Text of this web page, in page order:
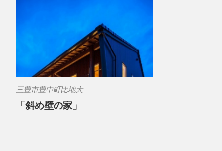
三豊市豊中町比地大
「斜め壁の家」